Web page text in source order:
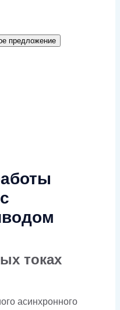
предложение
токах
асинхронного